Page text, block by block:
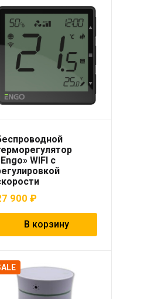
WIFI с
для
программируемый, с
900₽
В корзину